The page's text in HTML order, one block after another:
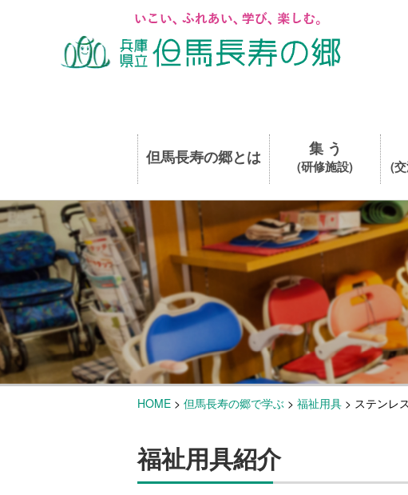
但馬長寿の郷とは 集 う
(研修施設) (
HOME > 但馬長寿の郷で学ぶ > 福祉用具 > ステンレ
福祉用具紹介